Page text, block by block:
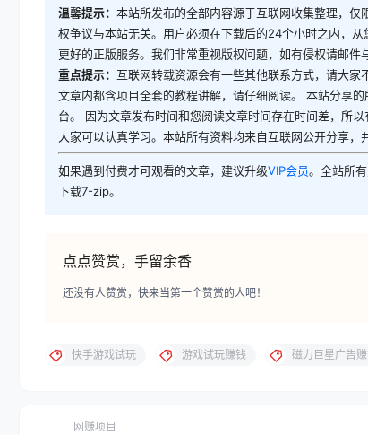
温馨提示： 本站所发布的全部内容源于互联网收集整理，
权争议与本站无关。用户必须在下载后的24个小时之内，
更好的正版服务。我们非常重视版权问题，如有侵权请邮件
重点提示： 互联网转载资源会有一些其他联系方式，请大
文章内都含项目全套的教程讲解，请仔细阅读。 本站分享
台。 因为文章发布时间和您阅读文章时间存在时间差，所
大家可以认真学习。本站所有资料均来自互联网公开分享，
如果遇到付费才可观看的文章，建议升级VIP会员。全站所
下载7-zip。
点点赞赏，手留余香
还没有人赞赏，快来当第一个赞赏的人吧！
快手游戏试玩 游戏试玩赚钱 磁力巨星广告
网赚项目